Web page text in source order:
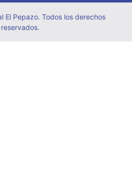
El Pepazo. Todos los derechos
reservados.